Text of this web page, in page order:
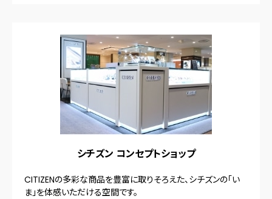
シチズン コンセプトショップ
CITIZENの多彩な商品を豊富に取りそろえた、シチズンの「い
ま」を体感いただける空間です。